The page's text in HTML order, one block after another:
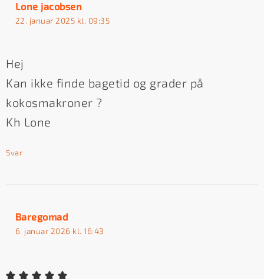
Lone jacobsen
22. januar 2025 kl. 09:35
Hej
Kan ikke finde bagetid og grader på
kokosmakroner ?
Kh Lone
Svar
Baregomad
6. januar 2026 kl. 16:43